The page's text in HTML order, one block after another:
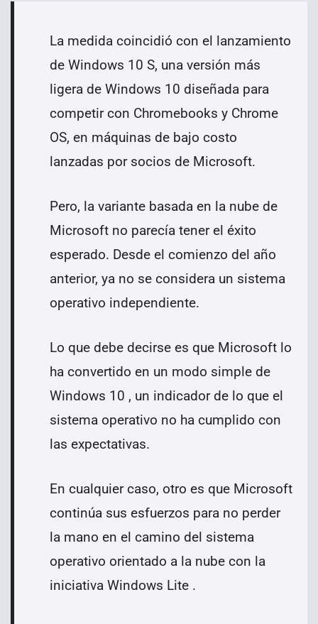
La medida coincidió con el lanzamiento
de Windows 10 S, una versión más
ligera de Windows 10 diseñada para
competir con Chromebooks y Chrome
OS, en máquinas de bajo costo
lanzadas por socios de Microsoft.
Pero, la variante basada en la nube de
Microsoft no parecía tener el éxito
esperado. Desde el comienzo del año
anterior, ya no se considera un sistema
operativo independiente.
Lo que debe decirse es que Microsoft lo
ha convertido en un modo simple de
Windows 10 , un indicador de lo que el
sistema operativo no ha cumplido con
las expectativas.
En cualquier caso, otro es que Microsoft
continúa sus esfuerzos para no perder
la mano en el camino del sistema
operativo orientado a la nube con la
iniciativa Windows Lite .